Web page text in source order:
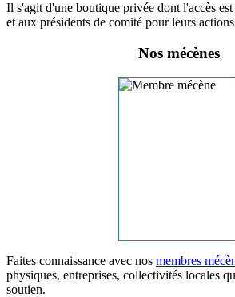
Il s'agit d'une boutique privée dont l'accès est
et aux présidents de comité pour leurs
Nos mécènes
Faites connaissance avec nos membres
physiques, entreprises, collectivités locales
soutien.